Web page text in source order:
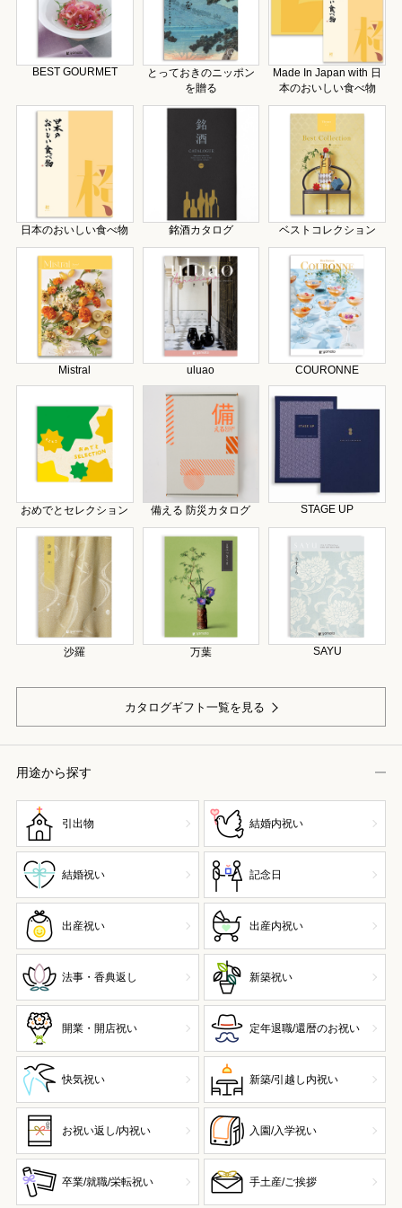
BEST GOURMET
とっておきのニッポン
を贈る
Made In Japan with 日
本のおいしい食べ物
日本のおいしい食べ物 銘酒カタログ ベストコレクション
Mistral uluao COURONNE
おめでとセレクション 備える 防災カタログ STAGE UP
沙羅 万葉 SAYU
カタログギフト一覧を見る
用途から探す
引出物 結婚内祝い
結婚祝い 記念日
出産祝い 出産内祝い
法事・香典返し 新築祝い
開業・開店祝い 定年退職/還暦のお祝い
快気祝い 新築/引越し内祝い
お祝い返し/内祝い 入園/入学祝い
卒業/就職/栄転祝い 手土産/ご挨拶